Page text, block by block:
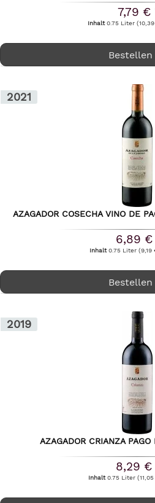
7,79 €
Inhalt0.75 Liter
Bestellen
2021
AZAGADOR COSECHA VINO DE
6,89
Inhalt0.75 Liter(9,19
Bestellen
2019
AZAGADOR CRIANZA
8,29
Inhalt0.75 Liter